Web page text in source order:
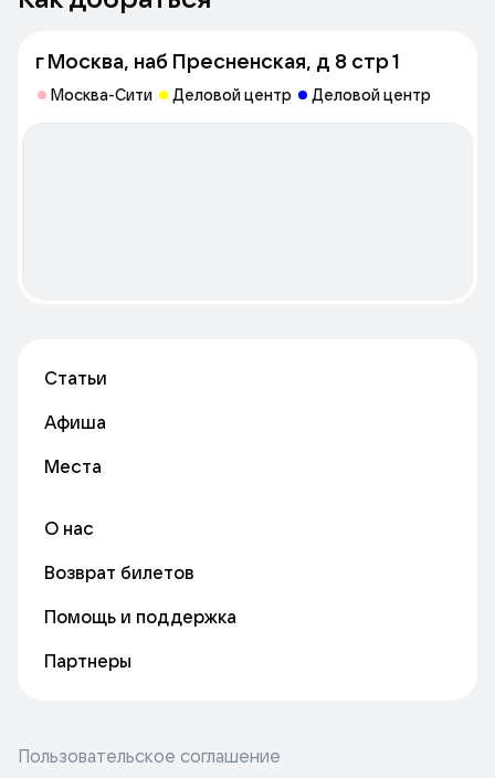
г Москва, наб Пресненская, д 8 стр 1
Москва-Сити Деловой центр Деловой центр
Статьи
Афиша
Места
О нас
Возврат билетов
Помощь и поддержка
Партнеры
Пользовательское соглашение